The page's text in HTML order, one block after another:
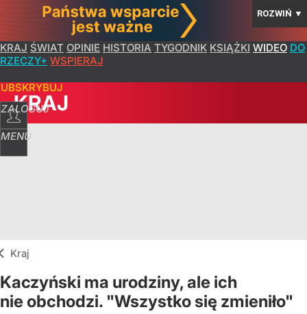
ROZWIŃ ▼
KRAJ ŚWIAT OPINIE HISTORIA TYGODNIK KSIĄŻKI WIDEO DO
RZECZY+ WSPIERAJ
ZALOGUJ
MENU
KRAJ
Kraj
Kaczyński ma urodziny, ale ich
nie obchodzi. "Wszystko się zmieniło"